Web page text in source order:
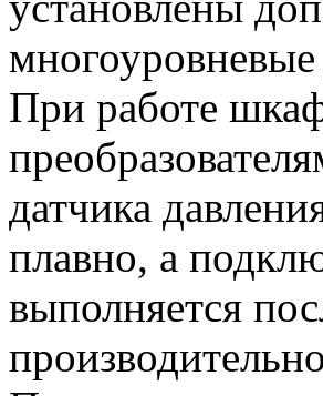
При работе
датчика
плавно, а
выполняется